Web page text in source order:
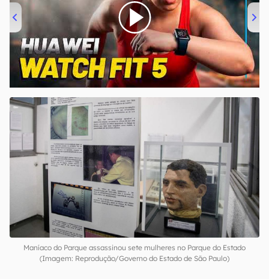
00:00/04:51
Maníaco do Parque assassinou sete mulheres no Parque do Estado
(Imagem: Reprodução/Governo do Estado de São Paulo)